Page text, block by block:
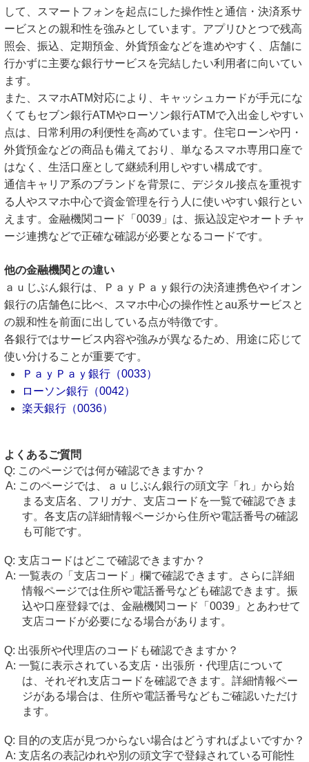
して、スマートフォンを起点にした操作性と通信・決済系サ
ービスとの親和性を強みとしています。アプリひとつで残高
照会、振込、定期預金、外貨預金などを進めやすく、店舗に
行かずに主要な銀行サービスを完結したい利用者に向いてい
ます。
また、スマホATM対応により、キャッシュカードが手元にな
くてもセブン銀行ATMやローソン銀行ATMで入出金しやすい
点は、日常利用の利便性を高めています。住宅ローンや円・
外貨預金などの商品も備えており、単なるスマホ専用口座で
はなく、生活口座として継続利用しやすい構成です。
通信キャリア系のブランドを背景に、デジタル接点を重視す
る人やスマホ中心で資金管理を行う人に使いやすい銀行とい
えます。金融機関コード「0039」は、振込設定やオートチャ
ージ連携などで正確な確認が必要となるコードです。
他の金融機関との違い
ａｕじぶん銀行は、ＰａｙＰａｙ銀行の決済連携色やイオン
銀行の店舗色に比べ、スマホ中心の操作性とau系サービスと
の親和性を前面に出している点が特徴です。
各銀行ではサービス内容や強みが異なるため、用途に応じて
使い分けることが重要です。
ＰａｙＰａｙ銀行（0033）
ローソン銀行（0042）
楽天銀行（0036）
よくあるご質問
このページでは何が確認できますか？
このページでは、ａｕじぶん銀行の頭文字「れ」から始
まる支店名、フリガナ、支店コードを一覧で確認できま
す。各支店の詳細情報ページから住所や電話番号の確認
も可能です。
支店コードはどこで確認できますか？
一覧表の「支店コード」欄で確認できます。さらに詳細
情報ページでは住所や電話番号なども確認できます。振
込や口座登録では、金融機関コード「0039」とあわせて
支店コードが必要になる場合があります。
出張所や代理店のコードも確認できますか？
一覧に表示されている支店・出張所・代理店について
は、それぞれ支店コードを確認できます。詳細情報ペー
ジがある場合は、住所や電話番号などもご確認いただけ
ます。
目的の支店が見つからない場合はどうすればよいですか？
支店名の表記ゆれや別の頭文字で登録されている可能性